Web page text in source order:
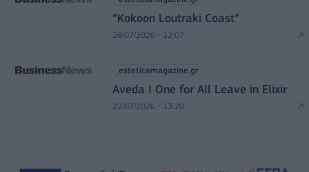
“Kokoon Loutraki Coast”
28/07/2026 - 12:07
esteticamagazine.gr
Aveda I One for All Leave in Elixir
22/07/2026 - 13:20